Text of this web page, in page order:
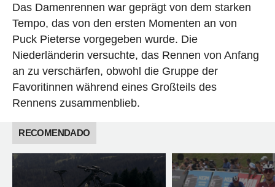
Das Damenrennen war geprägt von dem starken
Tempo, das von den ersten Momenten an von
Puck Pieterse vorgegeben wurde. Die
Niederländerin versuchte, das Rennen von Anfang
an zu verschärfen, obwohl die Gruppe der
Favoritinnen während eines Großteils des
Rennens zusammenblieb.
RECOMENDADO